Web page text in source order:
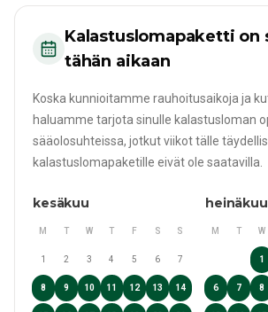
Kalastuslomapaketti on
tähän aikaan
Koska kunnioitamme rauhoitusaikoja ja
haluamme tarjota sinulle kalastusloman
sääolosuhteissa, jotkut viikot tälle
kalastuslomapaketille eivät ole saatavilla.
kesäkuu
M W F S S
1 2 3 4 5 6 7
8 9 10 11 12 13 14
heinäkuu
M W
1
6 7 8